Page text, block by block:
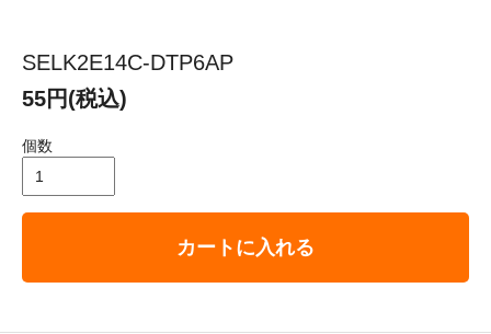
SELK2E14C-DTP6AP
55円(税込)
個数
カートに入れる